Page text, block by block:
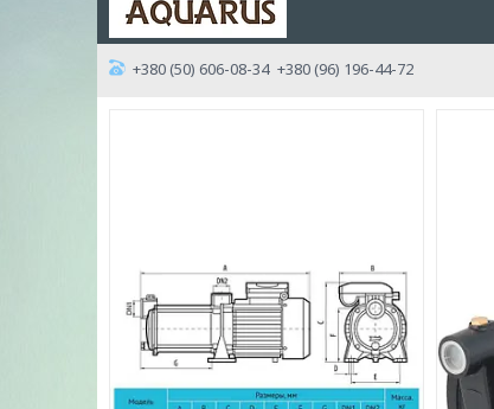
+380 (50) 606-08-34 +380 (96) 196-44-72